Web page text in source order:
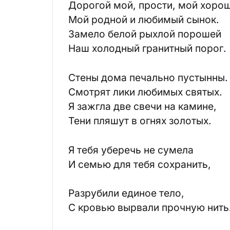
Дорогой мой, прости, мой
Мой родной и любимый сынок.
Замело белой рыхлой порошей
Наш холодный гранитный порог.
Стены дома печально пустынны.
Смотрят лики любимых святых.
Я зажгла две свечи на камине,
Тени пляшут в огнях золотых.
Я тебя уберечь не сумела
И семью для тебя сохранить,
Разрубили единое тело,
С кровью вырвали прочную